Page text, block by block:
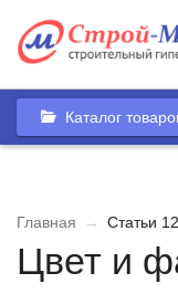
Каталог
Главная → Статьи
Цвет и